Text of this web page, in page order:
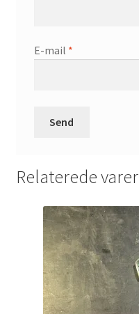
E-mail *
Relaterede varer